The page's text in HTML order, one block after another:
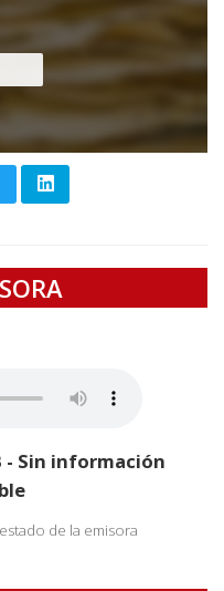
- Sin información
de la emisora